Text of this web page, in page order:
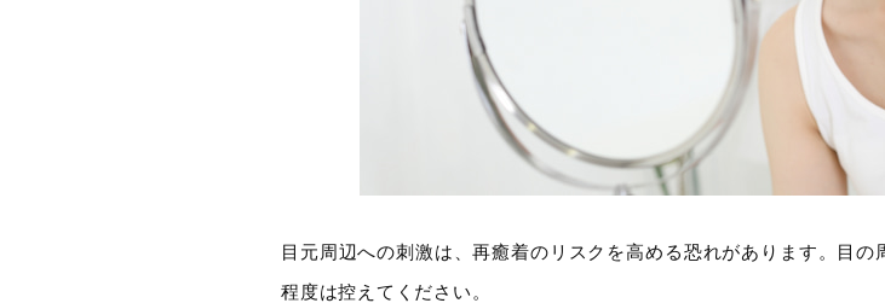
目元周辺への刺激は、再癒着のリスクを高める恐れがあります。目
程度は控えてください。